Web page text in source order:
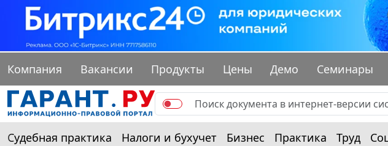
Компания Вакансии Продукты Цены Демо Семинары
Судебная практика Налоги и бухучет Бизнес Практика Труд